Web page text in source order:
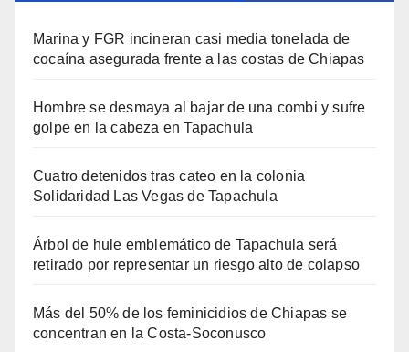
Marina y FGR incineran casi media tonelada de
cocaína asegurada frente a las costas de Chiapas
Hombre se desmaya al bajar de una combi y sufre
golpe en la cabeza en Tapachula
Cuatro detenidos tras cateo en la colonia
Solidaridad Las Vegas de Tapachula
Árbol de hule emblemático de Tapachula será
retirado por representar un riesgo alto de colapso
Más del 50% de los feminicidios de Chiapas se
concentran en la Costa-Soconusco